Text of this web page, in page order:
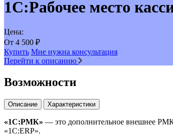
1С:Рабочее место
Цена:
От 4 500 ₽
Купить Мне нужна консультация
Перейти к описанию
Возможности
Описание Характеристики
«1С:РМК» — это дополнительное внешнее
«1С:ERP».